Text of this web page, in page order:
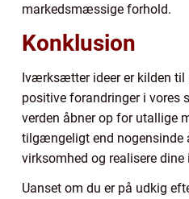
markedsmæssige forhold.
Konklusion
Iværksætter ideer er kilden
positive forandringer i vores
verden åbner op for utallige
tilgængeligt end nogensinde
virksomhed og realisere
Uanset om du er på udkig